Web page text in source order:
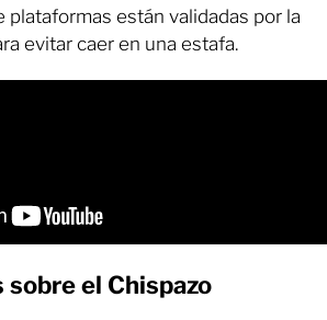
plataformas están validadas por la
evitar caer en una estafa.
el Chispazo